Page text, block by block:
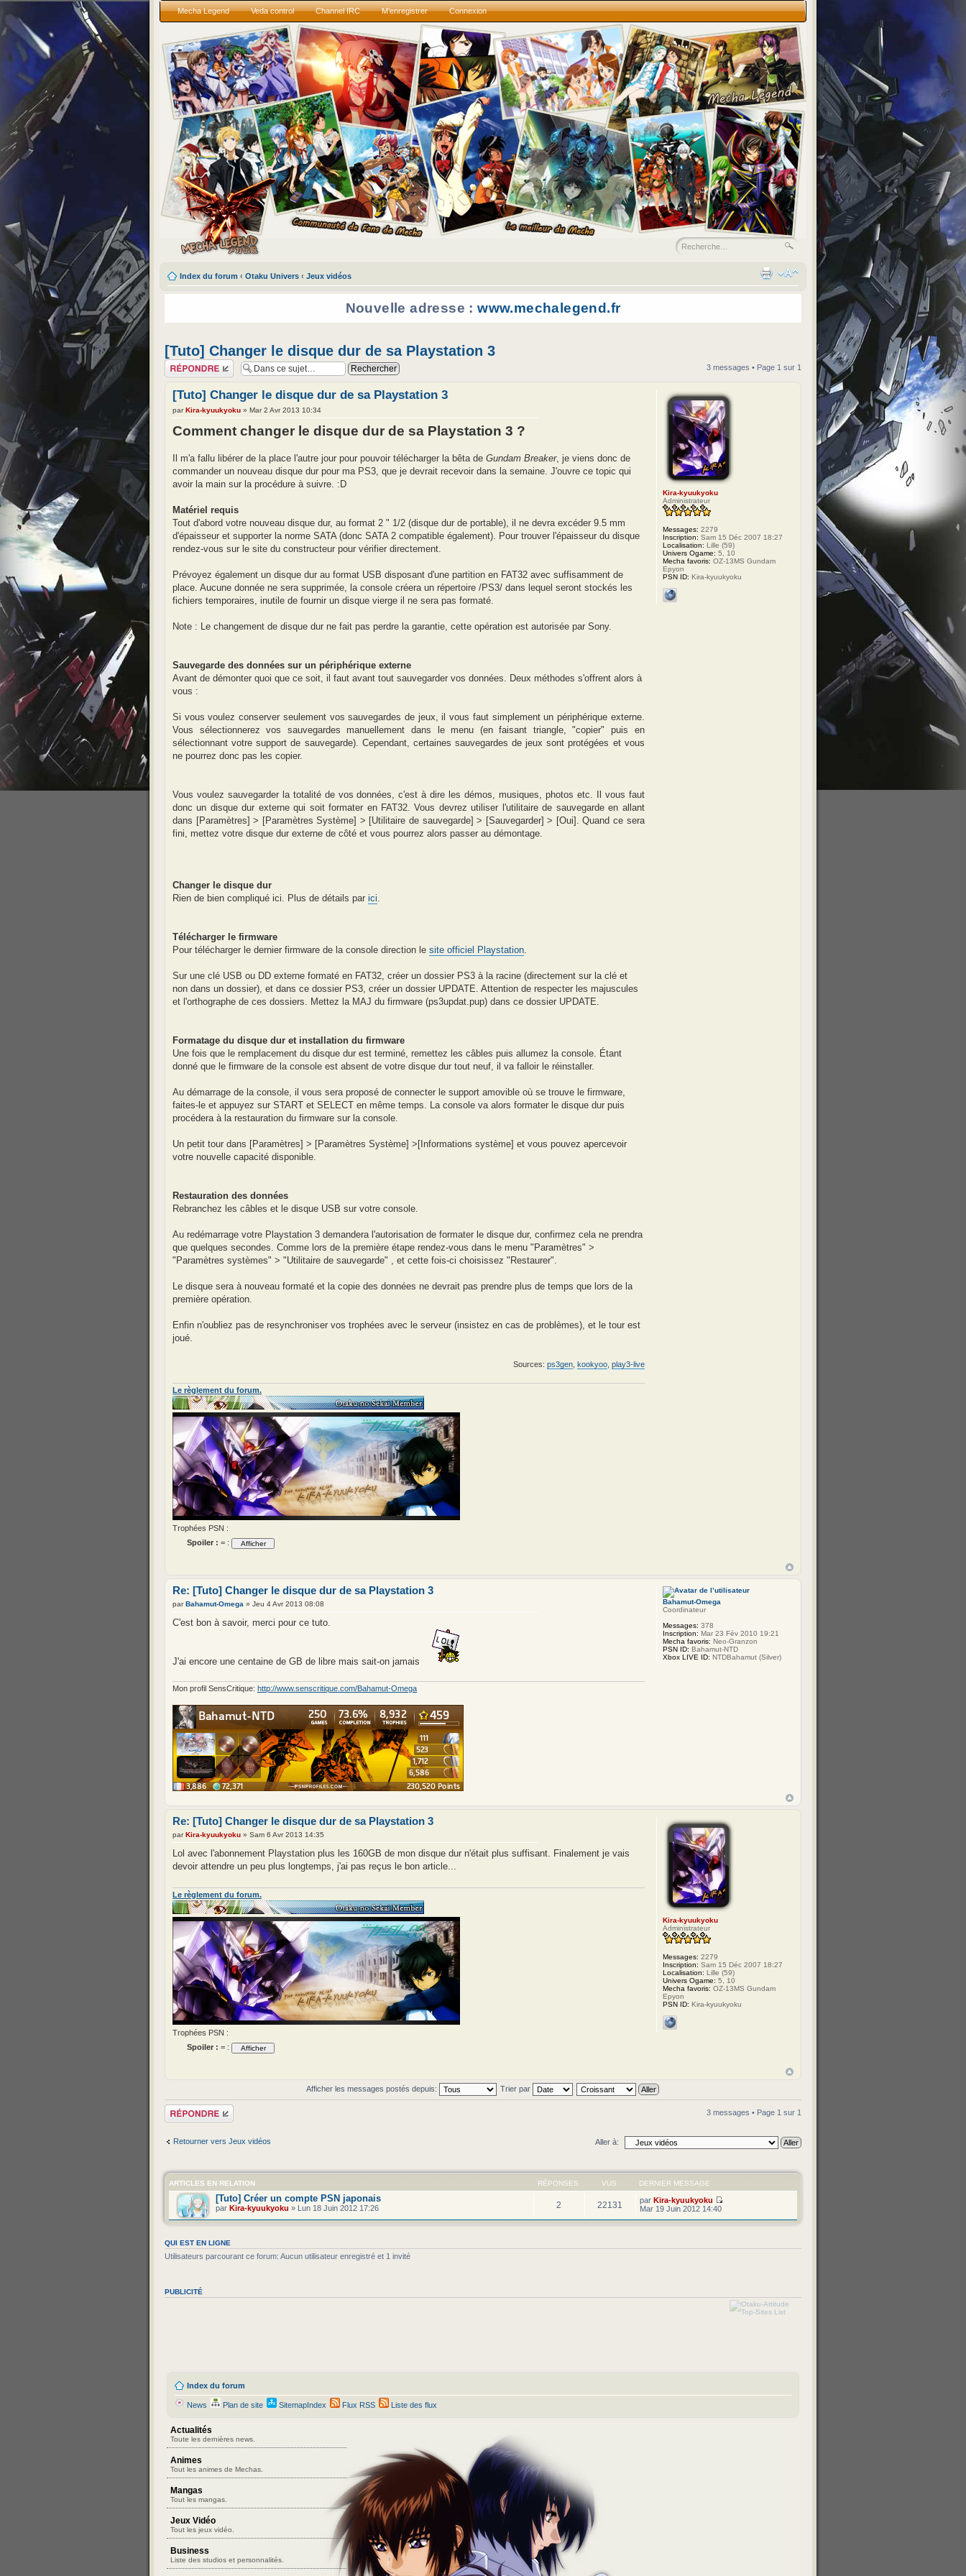
Mecha Legend Veda control Channel IRC M’enregistrer Connexion
Index du forum ‹ Otaku Univers ‹ Jeux vidéos
Nouvelle adresse :www.mechalegend.fr
[Tuto] Changer le disque dur de sa Playstation 3
Répondre 3 messages • Page 1 sur 1
[Tuto] Changer le disque dur de sa Playstation 3
parKira-kyuukyoku » Mar 2 Avr 2013 10:34
Comment changer le disque dur de sa Playstation 3 ?
Il m'a fallu libérer de la place l'autre jour pour pouvoir télécharger la bêta de Gundam Breaker, je viens donc de
commander un nouveau disque dur pour ma PS3, que je devrait recevoir dans la semaine. J'ouvre ce topic qui
avoir la main sur la procédure à suivre. :D
Matériel requis
Tout d'abord votre nouveau disque dur, au format 2 " 1/2 (disque dur de portable), il ne devra excéder 9.5 mm
d'épaisseur et supporter la norme SATA (donc SATA 2 compatible également). Pour trouver l'épaisseur du disque
rendez-vous sur le site du constructeur pour vérifier directement.
Prévoyez également un disque dur au format USB disposant d'une partition en FAT32 avec suffisamment de
place. Aucune donnée ne sera supprimée, la console créera un répertoire /PS3/ dans lequel seront stockés les
fichiers temporaires, inutile de fournir un disque vierge il ne sera pas formaté.
Note : Le changement de disque dur ne fait pas perdre la garantie, cette opération est autorisée par Sony.
Sauvegarde des données sur un périphérique externe
Avant de démonter quoi que ce soit, il faut avant tout sauvegarder vos données. Deux méthodes s'offrent alors à
vous :
Si vous voulez conserver seulement vos sauvegardes de jeux, il vous faut simplement un périphérique externe.
Vous sélectionnerez vos sauvegardes manuellement dans le menu (en faisant triangle, "copier" puis en
sélectionnant votre support de sauvegarde). Cependant, certaines sauvegardes de jeux sont protégées et vous
ne pourrez donc pas les copier.
Vous voulez sauvegarder la totalité de vos données, c'est à dire les démos, musiques, photos etc. Il vous faut
donc un disque dur externe qui soit formater en FAT32. Vous devrez utiliser l'utilitaire de sauvegarde en allant
dans [Paramètres] > [Paramètres Système] > [Utilitaire de sauvegarde] > [Sauvegarder] > [Oui]. Quand ce sera
fini, mettez votre disque dur externe de côté et vous pourrez alors passer au démontage.
Changer le disque dur
Rien de bien compliqué ici. Plus de détails par ici
Télécharger le firmware
Pour télécharger le dernier firmware de la console direction le site officiel Playstation
Sur une clé USB ou DD externe formaté en FAT32, créer un dossier PS3 à la racine (directement sur la clé et
non dans un dossier), et dans ce dossier PS3, créer un dossier UPDATE. Attention de respecter les majuscules
et l'orthographe de ces dossiers. Mettez la MAJ du firmware (ps3updat.pup) dans ce dossier UPDATE.
Formatage du disque dur et installation du firmware
Une fois que le remplacement du disque dur est terminé, remettez les câbles puis allumez la console. Étant
donné que le firmware de la console est absent de votre disque dur tout neuf, il va falloir le réinstaller.
Au démarrage de la console, il vous sera proposé de connecter le support amovible où se trouve le firmware,
faites-le et appuyez sur START et SELECT en même temps. La console va alors formater le disque dur puis
procédera à la restauration du firmware sur la console.
Un petit tour dans [Paramètres] > [Paramètres Système] >[Informations système] et vous pouvez apercevoir
votre nouvelle capacité disponible.
Restauration des données
Rebranchez les câbles et le disque USB sur votre console.
Au redémarrage votre Playstation 3 demandera l'autorisation de formater le disque dur, confirmez cela ne prendra
que quelques secondes. Comme lors de la première étape rendez-vous dans le menu "Paramètres" >
"Paramètres systèmes" > "Utilitaire de sauvegarde" , et cette fois-ci choisissez "Restaurer".
Le disque sera à nouveau formaté et la copie des données ne devrait pas prendre plus de temps que lors de la
première opération.
Enfin n'oubliez pas de resynchroniser vos trophées avec le serveur (insistez en cas de problèmes), et le tour est
joué.
Sources: ps3gen, kookyoo, play3-live
Le règlement du forum.
Trophées PSN :
Spoiler : = :
Kira-kyuukyoku
Administrateur
Messages: 2279
Inscription: Sam 15 Déc 2007 18:27
Localisation: Lille (59)
Univers Ogame: 5, 10
Mecha favoris: OZ-13MS Gundam
Epyon
PSN ID: Kira-kyuukyoku
Re: [Tuto] Changer le disque dur de sa Playstation 3
par Bahamut-Omega » Jeu 4 Avr 2013 08:08
C'est bon à savoir, merci pour ce tuto.
J'ai encore une centaine de GB de libre mais sait-on jamais
Mon profil SensCritique: http://www.senscritique.com/Bahamut-Omega
Bahamut-Omega
Coordinateur
Messages: 378
Inscription: Mar 23 Fév 2010 19:21
Mecha favoris: Neo-Granzon
PSN ID: Bahamut-NTD
Xbox LIVE ID: NTDBahamut (Silver)
Re: [Tuto] Changer le disque dur de sa Playstation 3
parKira-kyuukyoku » Sam 6 Avr 2013 14:35
Lol avec l'abonnement Playstation plus les 160GB de mon disque dur n'était plus suffisant. Finalement je vais
devoir attendre un peu plus longtemps, j'ai pas reçus le bon article...
Le règlement du forum.
Trophées PSN :
Spoiler : = :
Kira-kyuukyoku
Administrateur
Messages: 2279
Inscription: Sam 15 Déc 2007 18:27
Localisation: Lille (59)
Univers Ogame: 5, 10
Mecha favoris: OZ-13MS Gundam
Epyon
PSN ID: Kira-kyuukyoku
Afficher les messages postés depuis: Trier par
Répondre 3 messages • Page 1 sur 1
Retourner vers Jeux vidéos Aller à:
ARTICLES EN RELATION RÉPONSES VUS DERNIER MESSAGE
[Tuto] Créer un compte PSN japonais
par Kira-kyuukyoku » Lun 18 Juin 2012 17:26 2 22131 par Kira-kyuukyoku
Mar 19 Juin 2012 14:40
QUI EST EN LIGNE
Utilisateurs parcourant ce forum: Aucun utilisateur enregistré et 1 invité
PUBLICITÉ
Index du forum
News Plan de site SitemapIndex Flux RSS Liste des flux
Actualités
Toute les dernières news.
Animes
Tout les animes de Mechas.
Mangas
Tout les mangas.
Jeux Vidéo
Tout les jeux vidéo.
Business
Liste des studios et personnalités.